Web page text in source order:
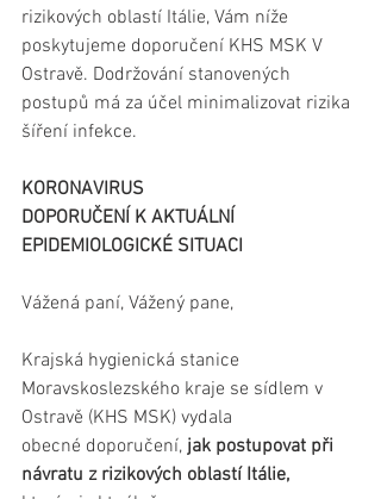
rizikových oblastí Itálie, Vám níže
poskytujeme doporučení KHS MSK V
Ostravě. Dodržování stanovených
postupů má za účel minimalizovat rizika
šíření infekce.
KORONAVIRUS
DOPORUČENÍ K AKTUÁLNÍ
EPIDEMIOLOGICKÉ SITUACI
Vážená paní, Vážený pane,
Krajská hygienická stanice
Moravskoslezského kraje se sídlem v
Ostravě (KHS MSK) vydala
obecné doporučení, jak postupovat při
návratu z rizikových oblastí Itálie,